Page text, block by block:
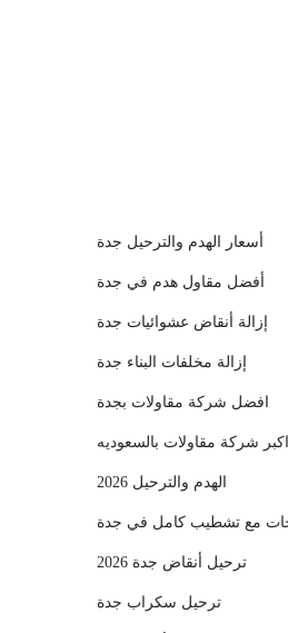
أسعار الهدم والترحيل جدة
أفضل مقاول هدم في جدة
إزالة أنقاض عشوائيات جدة
إزالة مخلفات البناء جدة
افضل شركة مقاولات بجدة
اكبر شركة مقاولات بالسعوديه
الهدم والترحيل 2026
مع تشطيب كامل في جدة
ترحيل أنقاض جدة 2026
ترحيل سكراب جدة